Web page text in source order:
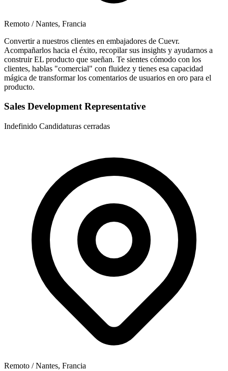
Remoto / Nantes, Francia
Convertir a nuestros clientes en embajadores de Cuevr.
Acompañarlos hacia el éxito, recopilar sus insights y ayudarnos a
construir EL producto que sueñan. Te sientes cómodo con los
clientes, hablas "comercial" con fluidez y tienes esa capacidad
mágica de transformar los comentarios de usuarios en oro para el
producto.
Sales Development Representative
Indefinido Candidaturas cerradas
Remoto / Nantes, Francia